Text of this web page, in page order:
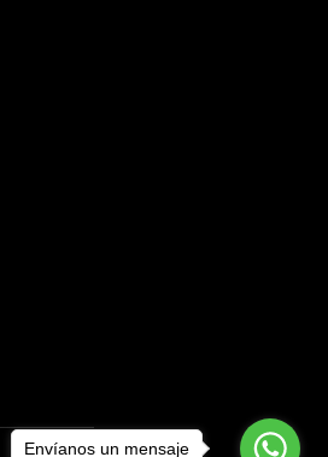
Envíanos un mensaje